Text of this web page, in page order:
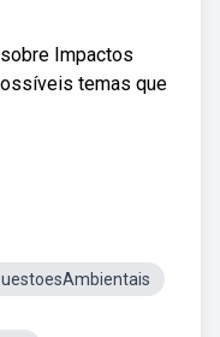
Impactos
temas que